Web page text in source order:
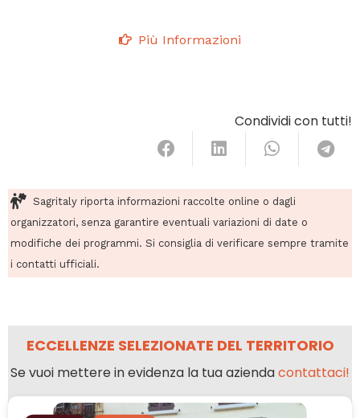
Più Informazioni
Condividi con tutti!
Sagritaly riporta informazioni raccolte online o dagli
organizzatori, senza garantire eventuali variazioni di date o
modifiche dei programmi. Si consiglia di verificare sempre tramite
i contatti ufficiali.
ECCELLENZE SELEZIONATE DEL TERRITORIO
Se vuoi mettere in evidenza la tua aziendacontattaci!